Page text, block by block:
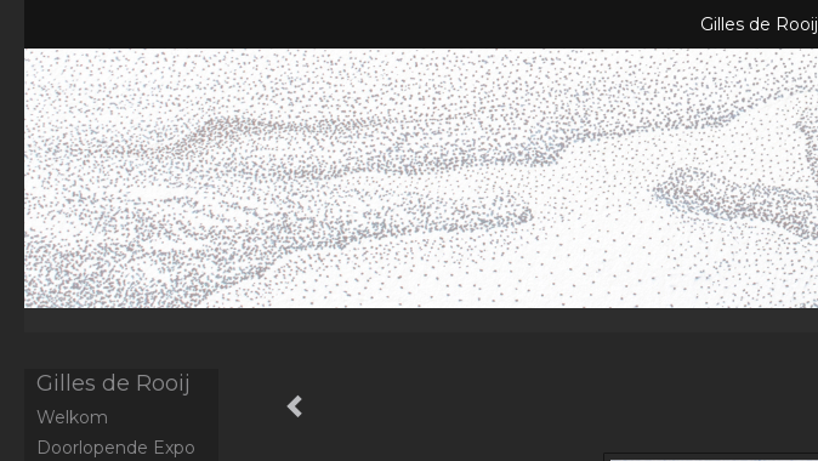
Gilles de Rooij
Gilles de Rooij
Welkom
Doorlopende Expo